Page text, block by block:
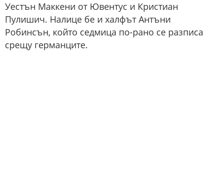
Уестън Маккени от Ювентус и Кристиан
Пулишич. Налице бе и халфът Антъни
Робинсън, който седмица по-рано се разписа
срещу германците.